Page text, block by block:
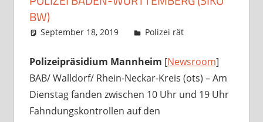
BW)
September 18, 2019 Richard Uhl
Polizei rät
Polizeipräsidium Mannheim [Newsroom]
BAB/ Walldorf/ Rhein-Neckar-Kreis (ots) – Am
Dienstag fanden zwischen 10 Uhr und 19 Uhr
Fahndungskontrollen auf den